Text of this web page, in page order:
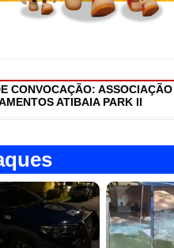
CONVOCAÇÃO:
ATIBAIA PARK II